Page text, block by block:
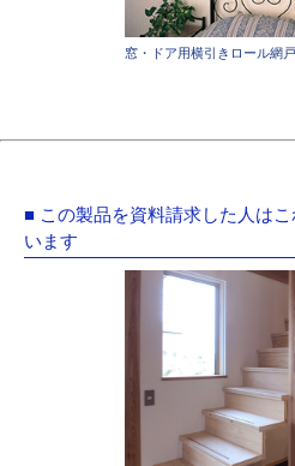
窓・ドア用横引きロール網
■ この製品を資料請求した人は
います